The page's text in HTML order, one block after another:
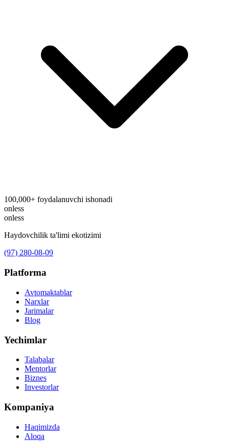
100,000+ foydalanuvchi ishonadi
onless
onless
Haydovchilik ta'limi ekotizimi
(97) 280-08-09
Platforma
Avtomaktablar
Narxlar
Jarimalar
Blog
Yechimlar
Talabalar
Mentorlar
Biznes
Investorlar
Kompaniya
Haqimizda
Aloqa